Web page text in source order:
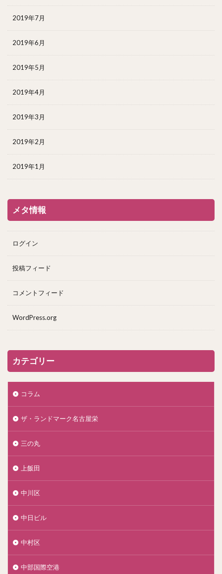
2019年7月
2019年6月
2019年5月
2019年4月
2019年3月
2019年2月
2019年1月
メタ情報
ログイン
投稿フィード
コメントフィード
WordPress.org
カテゴリー
コラム
ザ・ランドマーク名古屋栄
三の丸
上飯田
中川区
中日ビル
中村区
中部国際空港